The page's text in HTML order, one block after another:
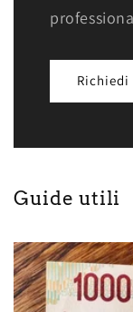
Guide utili